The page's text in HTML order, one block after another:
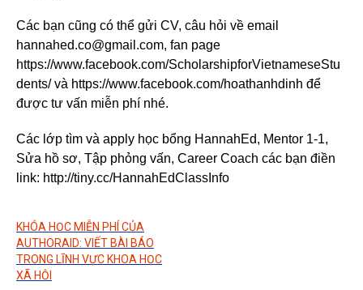
Các bạn cũng có thể gửi CV, câu hỏi về email
hannahed.co@gmail.com, fan page
https://www.facebook.com/ScholarshipforVietnameseStu
dents/ và https://www.facebook.com/hoathanhdinh để
được tư vấn miễn phí nhé.
Các lớp tìm và apply học bổng HannahEd, Mentor 1-1,
Sửa hồ sơ, Tập phỏng vấn, Career Coach các bạn điền
link: http://tiny.cc/HannahEdClassInfo
KHÓA HỌC MIỄN PHÍ CỦA
AUTHORAID: VIẾT BÀI BÁO
TRONG LĨNH VỰC KHOA HỌC
XÃ HỘI